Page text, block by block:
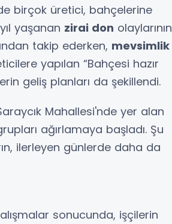
birçok üretici, bahçelerine
yaşanan zirai don olaylarının
takip ederken, mevsimlik
yapılan “Bahçesi hazır
geliş planları da şekillendi.
Mahallesi'nde yer alan
ağırlamaya başladı. Şu
ilerleyen günlerde daha da
sonucunda, işçilerin